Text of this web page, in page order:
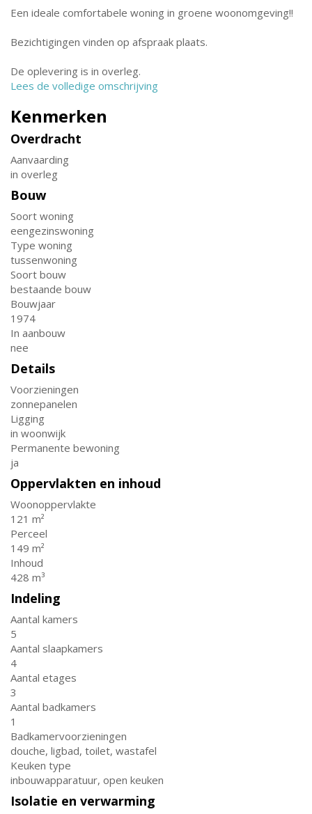
Een ideale comfortabele woning in groene woonomgeving!!
Bezichtigingen vinden op afspraak plaats.
De oplevering is in overleg.
Lees de volledige omschrijving
Kenmerken
Overdracht
Aanvaarding
in overleg
Bouw
Soort woning
eengezinswoning
Type woning
tussenwoning
Soort bouw
bestaande bouw
Bouwjaar
1974
In aanbouw
nee
Details
Voorzieningen
zonnepanelen
Ligging
in woonwijk
Permanente bewoning
ja
Oppervlakten en inhoud
Woonoppervlakte
121 m²
Perceel
149 m²
Inhoud
428 m³
Indeling
Aantal kamers
5
Aantal slaapkamers
4
Aantal etages
3
Aantal badkamers
1
Badkamervoorzieningen
douche, ligbad, toilet, wastafel
Keuken type
inbouwapparatuur, open keuken
Isolatie en verwarming